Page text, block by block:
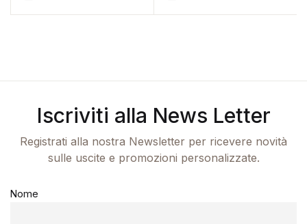
Iscriviti alla News Letter
Registrati alla nostra Newsletter per ricevere novità
sulle uscite e promozioni personalizzate.
Nome